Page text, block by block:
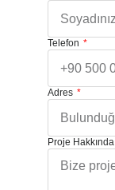
Telefon
Adres
Proje Hakkında